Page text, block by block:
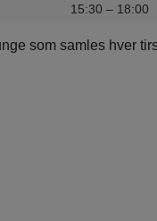
15:30 – 18:00
som samles hver